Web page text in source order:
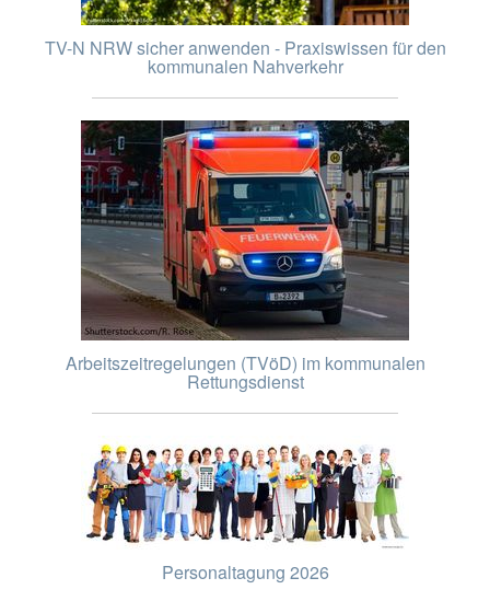
TV-N NRW sicher anwenden - Praxiswissen für den
kommunalen Nahverkehr
Arbeitszeitregelungen (TVöD) im kommunalen
Rettungsdienst
Personaltagung 2026